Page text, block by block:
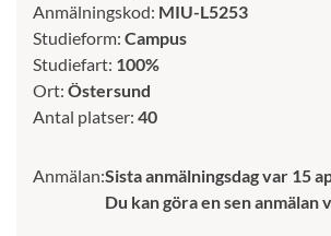
Anmälningskod: MIU-L5253
Studieform: Campus
Studiefart: 100%
Ort: Östersund
Antal platser: 40
Anmälan:Sista anmälningsdag var 15
Du kan göra en sen anmälan